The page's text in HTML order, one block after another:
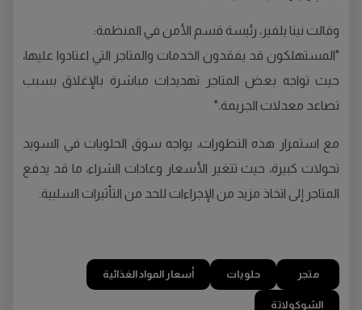
وقالت نينا يلفير، رئيسة قسم الأمن في المنظمة:
"المستهلكون قد يفقدون الخدمات والمتاجر التي اعتادوا عليها،
حيث تواجه بعض المتاجر تهديدات مباشرة بالإغلاق بسبب
تصاعد معدلات الجريمة."
مع استمرار هذه التطورات، يواجه سوق الحلويات في السويد
تحولات كبيرة، حيث تتغير الأسعار وعادات الشراء، ما قد يدفع
المتاجر إلى اتخاذ مزيد من الإجراءات للحد من التأثيرات السلبية.
متجر حلويات أسعار المواد الغذائية
الشوكولاتة